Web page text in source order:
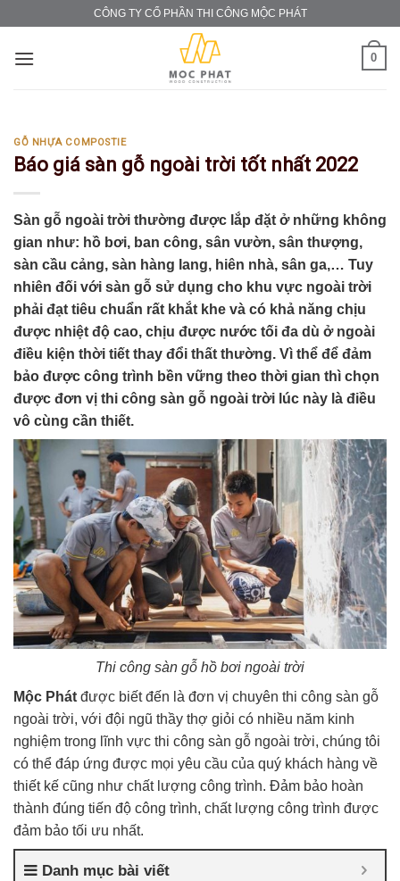
content
CÔNG TY CỔ PHẦN THI CÔNG MỘC PHÁT
0
GỖ NHỰA COMPOSTIE
Báo giá sàn gỗ ngoài trời tốt nhất 2022
Sàn gỗ ngoài trời thường được lắp đặt ở những không
gian như: hồ bơi, ban công, sân vườn, sân thượng,
sàn cầu cảng, sàn hàng lang, hiên nhà, sân ga,… Tuy
nhiên đối với sàn gỗ sử dụng cho khu vực ngoài trời
phải đạt tiêu chuẩn rất khắt khe và có khả năng chịu
được nhiệt độ cao, chịu được nước tối đa dù ở ngoài
điều kiện thời tiết thay đổi thất thường. Vì thể để đảm
bảo được công trình bền vững theo thời gian thì chọn
được đơn vị thi công sàn gỗ ngoài trời lúc này là điều
vô cùng cần thiết.
Thi công sàn gỗ hồ bơi ngoài trời
Mộc Phát được biết đến là đơn vị chuyên thi công sàn gỗ
ngoài trời, với đội ngũ thầy thợ giỏi có nhiều năm kinh
nghiệm trong lĩnh vực thi công sàn gỗ ngoài trời, chúng tôi
có thể đáp ứng được mọi yêu cầu của quý khách hàng về
thiết kế cũng như chất lượng công trình. Đảm bảo hoàn
thành đúng tiến độ công trình, chất lượng công trình được
đảm bảo tối ưu nhất.
Danh mục bài viết